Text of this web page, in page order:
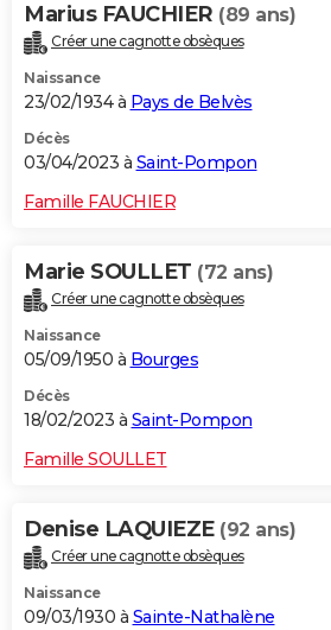
Marius FAUCHIER (89 ans)
Créer une cagnotte obsèques
Naissance
23/02/1934 à Pays de Belvès
Décès
03/04/2023 à Saint-Pompon
Famille FAUCHIER
Marie SOULLET (72 ans)
Créer une cagnotte obsèques
Naissance
05/09/1950 à Bourges
Décès
18/02/2023 à Saint-Pompon
Famille SOULLET
Denise LAQUIEZE (92 ans)
Créer une cagnotte obsèques
Naissance
09/03/1930 à Sainte-Nathalène